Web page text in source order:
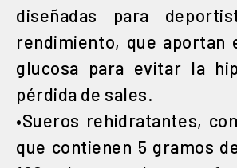
diseñadas para
rendimiento, que aportan
glucosa para evitar la
pérdida de sales.
•Sueros rehidratantes,
que contienen 5 gramos